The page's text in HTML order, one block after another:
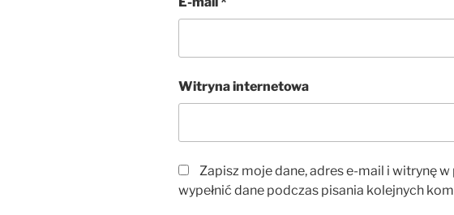
Witryna internetowa
Zapisz moje dane, adres e-mail i witrynę
wypełnić dane podczas pisania kolejnych